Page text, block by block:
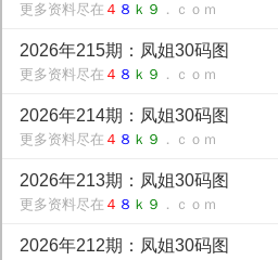
更多资料尽在 ４ ８ ｋ９ ．ｃｏｍ
2026年215期：凤姐30码图
更多资料尽在 ４ ８ ｋ９ ．ｃｏｍ
2026年214期：凤姐30码图
更多资料尽在 ４ ８ ｋ９ ．ｃｏｍ
2026年213期：凤姐30码图
更多资料尽在 ４ ８ ｋ９ ．ｃｏｍ
2026年212期：凤姐30码图